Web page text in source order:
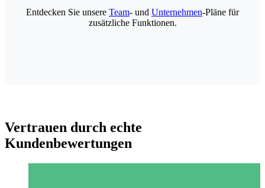
Entdecken Sie unsere Team- und Unternehmen-Pläne für
zusätzliche Funktionen.
Vertrauen durch echte
Kundenbewertungen